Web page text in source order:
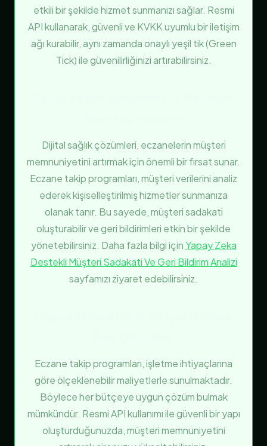
etkili bir şekilde hizmet sunmanızı sağlar. Resmi
API kullanarak, güvenli ve KVKK uyumlu bir iletişim
ağı kurabilir, aynı zamanda onaylı yeşil tik (Green
Tick) ile güvenilirliğinizi artırabilirsiniz.
Dijital sağlık çözümleri, eczanelerin müşteri
memnuniyetini artırmak için önemli bir fırsat sunar.
Eczane takip programları, müşteri verilerini analiz
ederek kişiselleştirilmiş hizmetler sunmanıza
olanak tanır. Bu sayede, müşteri sadakati
oluşturabilir ve geri bildirimleri etkin bir şekilde
yönetebilirsiniz. Daha fazla bilgi içinYapay Zeka
Destekli Müşteri Sadakati Ve Geri Bildirim Analizi
sayfamızı ziyaret edebilirsiniz.
Eczane takip programları, işletme ihtiyaçlarına
göre ölçeklenebilir maliyetlerle sunulmaktadır.
Böylece her bütçeye uygun çözüm bulmak
mümkündür. Resmi API kullanımı ile güvenli bir yapı
oluşturduğunuzda, müşteri memnuniyetini